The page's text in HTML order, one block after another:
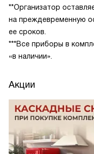
**Организатор
на преждевременную
ее сроков.
***Все приборы в
«в наличии».
Акции